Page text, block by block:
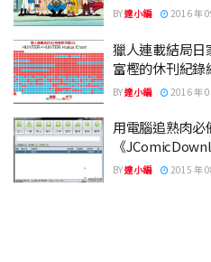
BY達小編 2016 年
獵人連載結局
富樫的休刊紀錄
BY達小編 2016 年
用電腦追熟肉
《
BY達小編 2015 年